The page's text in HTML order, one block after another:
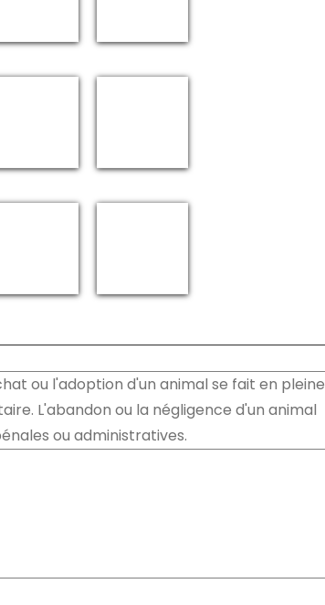
ou l'adoption d'un animal se fait en pleine
L'abandon ou la négligence d'un animal
ou administratives.